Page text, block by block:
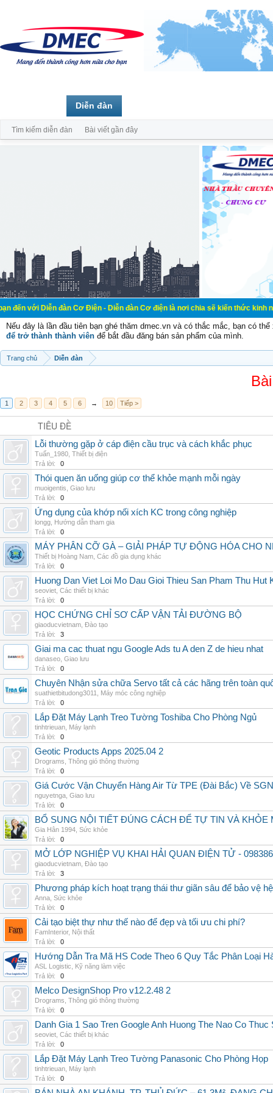
đàn Cơ Điện - Diễn đàn Cơ điện là nơi chia sẽ kiến thức kinh nghiệm
Nếu đây là lần đầu tiên bạn ghé thăm dmec.vn và có thắc mắc, bạn có
để trở thành thành viên để bắt đầu đăng bán sản phẩm của mình.
Trang chủ Diễn đàn
1 2 3 4 5 6 → 10 Tiếp >
TIÊU ĐỀ
Lỗi thường gặp ở cáp điện cầu trục và cách khắc phục
Tuấn_1980 Thiết bị điện
Trả lời:
0
Thói quen ăn uống giúp cơ thể khỏe mạnh mỗi ngày
muoigentis Giao lưu
Trả lời:
0
Ứng dụng của khớp nối xích KC trong công nghiệp
longg Hướng dẫn tham gia
Trả lời:
0
MÁY PHÂN CỠ GÀ – GIẢI PHÁP TỰ ĐỘNG HÓA CHO
Thiết bị Hoàng Nam Các đồ gia dụng khác
Trả lời:
0
Huong Dan Viet Loi Mo Dau Gioi Thieu San Pham Thu Hut
seoviet Các thiết bị khác
Trả lời:
0
HỌC CHỨNG CHỈ SƠ CẤP VẬN TẢI ĐƯỜNG BỘ
giaoducvietnam Đào tạo
Trả lời:
3
Giai ma cac thuat ngu Google Ads tu A den Z de hieu nhat
danaseo Giao lưu
Trả lời:
0
Chuyên Nhận sửa chữa Servo tất cả các hãng trên toàn
suathietbitudong3011
Máy móc công nghiệp
Trả lời:
0
Lắp Đặt Máy Lạnh Treo Tường Toshiba Cho Phòng Ngủ
tinhtrieuan Máy lạnh
Trả lời:
0
Geotic Products Apps 2025.04 2
Drograms Thông gió thông thường
Trả lời:
0
Giá Cước Vận Chuyển Hàng Air Từ TPE (Đài Bắc) Về SGN
nguyetnga Giao lưu
Trả lời:
0
BỔ SUNG NỘI TIẾT ĐÚNG CÁCH ĐỂ TỰ TIN VÀ KHỎE
Gia Hân 1994 Sức khỏe
Trả lời:
0
MỞ LỚP NGHIỆP VỤ KHAI HẢI QUAN ĐIỆN TỬ -
giaoducvietnam Đào tạo
Trả lời:
3
Phương pháp kích hoạt trạng thái thư giãn sâu để bảo vệ
Anna Sức khỏe
Trả lời:
0
Cải tạo biệt thự như thế nào để đẹp và tối ưu chi phí?
FamInterior, Nội thất
Trả lời:
0
Hướng Dẫn Tra Mã HS Code Theo 6 Quy Tắc Phân Loại
ASL Logistic
Kỹ năng làm việc
Trả lời:
0
Melco DesignShop Pro v12.2.48 2
Drograms Thông gió thông thường
Trả lời:
0
Danh Gia 1 Sao Tren Google Anh Huong The Nao Co Thuc
seoviet Các thiết bị khác
Trả lời:
0
Lắp Đặt Máy Lạnh Treo Tường Panasonic Cho Phòng Họp
tinhtrieuan Máy lạnh
Trả lời:
0
Diễn đàn
Tìm kiếm diễn đàn Bài viết gần đây